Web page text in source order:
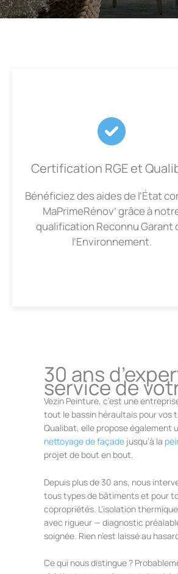
Certification RGE et
Bénéficiez des aides de l’État
MaPrimeRénov’ grâce à
qualification Reconnu Garant
l’Environnement.
30 ans
service de
Vezin Peinture, c’est une
tout le bassin héraultais pour vos
Qualibat, elle propose également
nettoyage de façade jusqu’à la
projet de bout en bout.
Depuis plus de 30 ans, nous
tous types de bâtiments et pour
copropriétés. L’isolation
avec rigueur — diagnostic
soignée. Rien n’est laissé au
Ce qui nous distingue ?